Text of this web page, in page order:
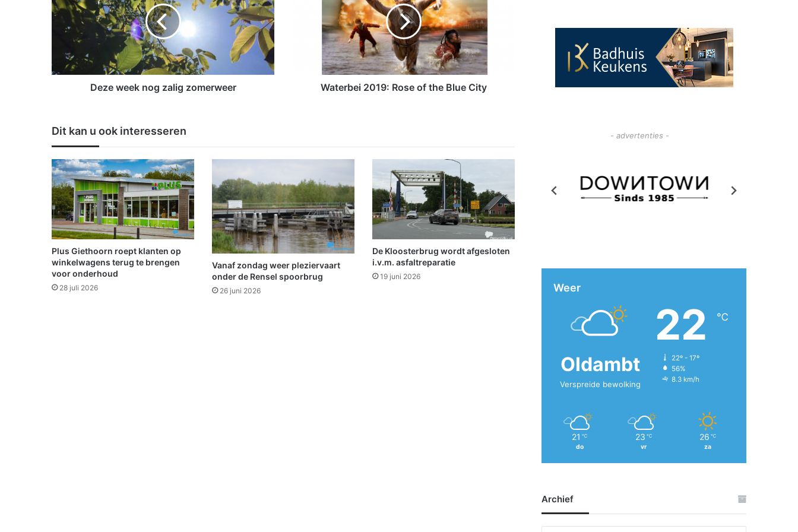
e
n
l
i
g
z
o
m
e
r
w
e
e
r
Deze week nog zalig zomerweer
o
s
o
f
t
h
e
B
u
Waterbei 2019: Rose of the Blue City
Dit kan u ook interesseren
Plus Giethoorn roept klanten op
winkelwagens terug te brengen
voor onderhoud
28 juli 2026
Vanaf zondag weer pleziervaart
onder de Rensel spoorbrug
26 juni 2026
De Kloosterbrug wordt afgesloten
i.v.m. asfaltreparatie
19 juni 2026
- advertenties -
Weer
Oldambt
Verspreide bewolking
22 ℃
22º - 17º
56%
8.3 km/h
21 ℃
do
23 ℃
vr
26 ℃
za
Archief